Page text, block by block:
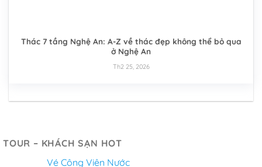
Thác 7 tầng Nghệ An: A-Z về thác đẹp không thể bỏ qua
ở Nghệ An
Th2 25, 2026
TOUR – KHÁCH SẠN HOT
Vé Công Viên Nước